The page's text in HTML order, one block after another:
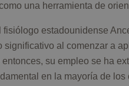
una herramienta de
fisiólogo estadounidense
significativo al comenzar a
su empleo se ha
en la mayoría de